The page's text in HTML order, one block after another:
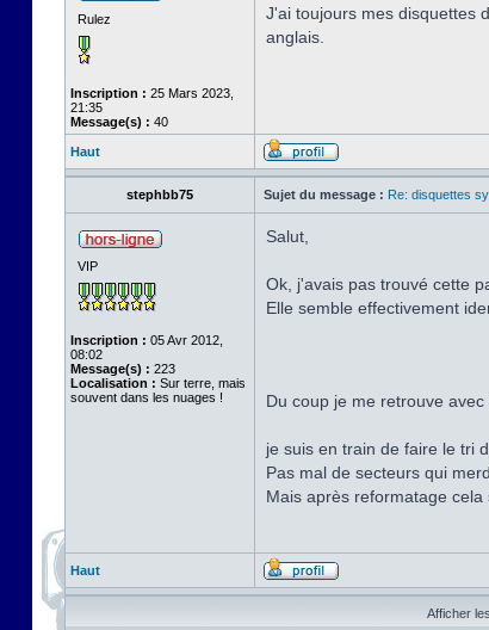
Rulez
Inscription : 25 Mars 2023,
21:35
Message(s) : 40
J'ai toujours mes disquettes
anglais.
Haut
stephbb75 Sujet du message : Re: disquettes
VIP
Inscription : 05 Avr 2012,
08:02
Message(s) : 223
Localisation : Sur terre, mais
souvent dans les nuages !
Salut,
Ok, j'avais pas trouvé cette
Elle semble effectivement
Du coup je me retrouve
je suis en train de faire le tri
Pas mal de secteurs qui
Mais après reformatage
Haut
Afficher